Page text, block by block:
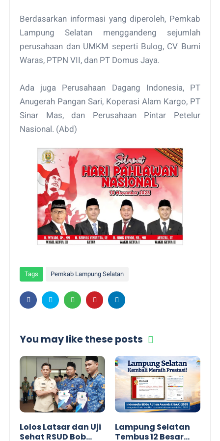
Berdasarkan informasi yang diperoleh, Pemkab
Lampung Selatan menggandeng sejumlah
perusahaan dan UMKM seperti Bulog, CV Bumi
Waras, PTPN VII, dan PT Domus Jaya.
Ada juga Perusahaan Dagang Indonesia, PT
Anugerah Pangan Sari, Koperasi Alam Kargo, PT
Sinar Mas, dan Perusahaan Pintar Petelur
Nasional. (Abd)
Tags Pemkab Lampung Selatan
You may like these posts
Lolos Latsar dan Uji
Sehat RSUD Bob
Lampung Selatan
Tembus 12 Besar